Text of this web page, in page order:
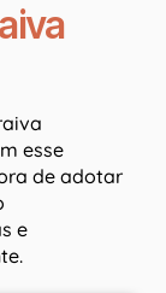
esse
de adotar
e